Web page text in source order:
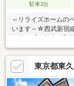
駐車2台
～リライズホームの
います～☆西武新宿
◎【Planning Point
リフォーム完了予
りです◆スーパーや
納があり収納力豊富
東京都東